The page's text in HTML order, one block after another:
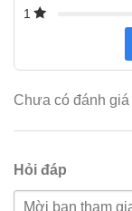
1
Chưa có đánh giá
Hỏi đáp